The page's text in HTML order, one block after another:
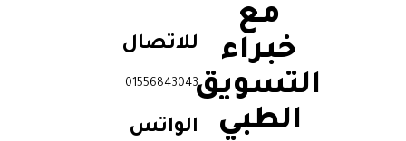
مع
خبراء
التسويق
الطبي
للاتصال
01556843043
الواتس